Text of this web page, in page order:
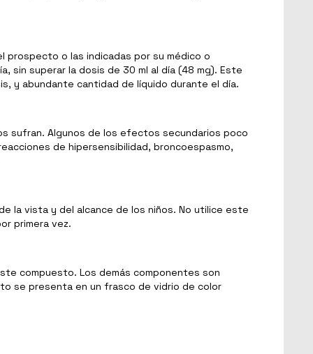
prospecto o las indicadas por su médico o
sin superar la dosis de 30 ml al día (48 mg). Este
y abundante cantidad de líquido durante el día.
sufran. Algunos de los efectos secundarios poco
de hipersensibilidad, broncoespasmo,
la vista y del alcance de los niños. No utilice este
primera vez.
compuesto. Los demás componentes son
se presenta en un frasco de vidrio de color